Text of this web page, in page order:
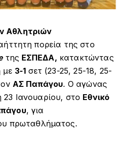
Αθλητριών
πορεία της στο
της ΕΣΠΕΔΑ, κατακτώντας
με 3-1 σετ (23-25, 25-18, 25-
ΑΣ Παπάγου. Ο αγώνας
Ιανουαρίου, στο Εθνικό
, για
πρωταθλήματος.